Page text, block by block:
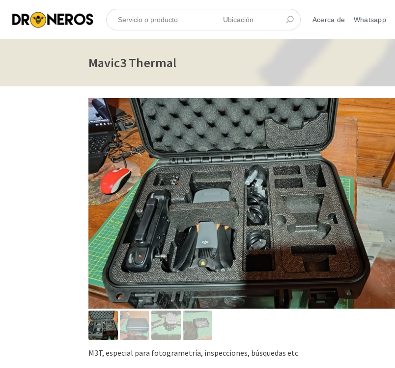
Acerca de Whatsapp
Mavic3 Thermal
M3T, especial para fotogrametría, inspecciones, búsquedas etc